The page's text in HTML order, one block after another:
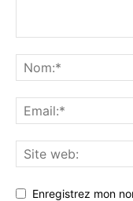
Enregistrez mon